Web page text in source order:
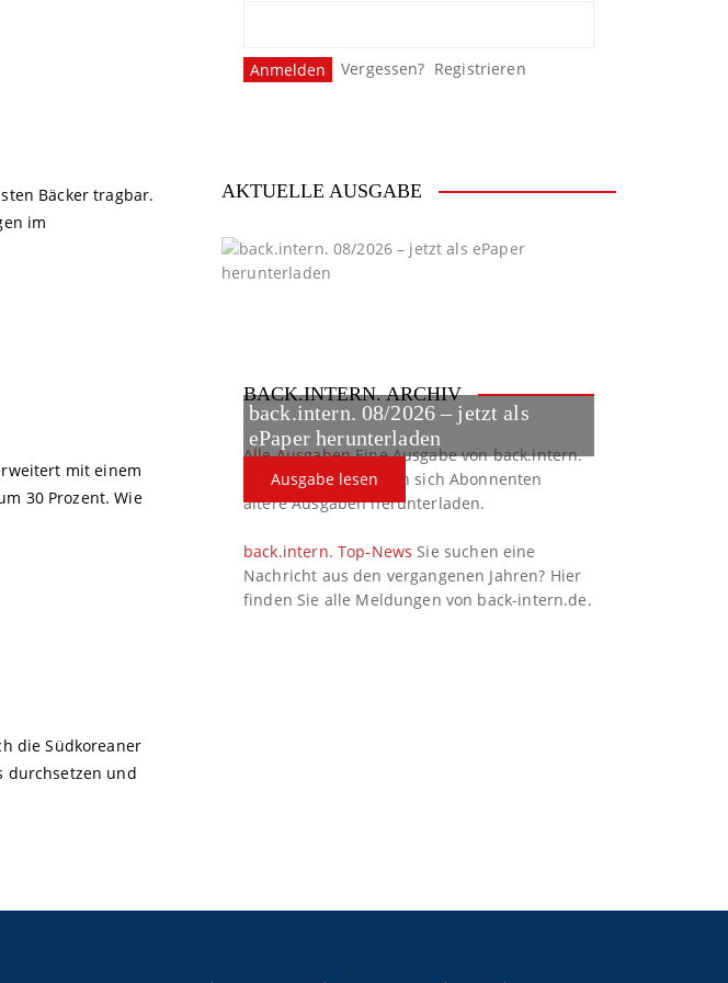
Bäcker tragbar.
im
mit einem
30 Prozent. Wie
die Südkoreaner
durchsetzen und
Vergessen? Registrieren
AKTUELLE AUSGABE
back.intern. 08/2026 – jetzt als
ePaper herunterladen
Ausgabe lesen
BACK.INTERN. ARCHIV
Alle AusgabenEine Ausgabe von back.intern.
verpasst? Hier können sich Abonnenten
ältere Ausgaben herunterladen.
back.intern. Top-News Sie suchen eine
Nachricht aus den vergangenen Jahren? Hier
finden Sie alle Meldungen von back-intern.de.